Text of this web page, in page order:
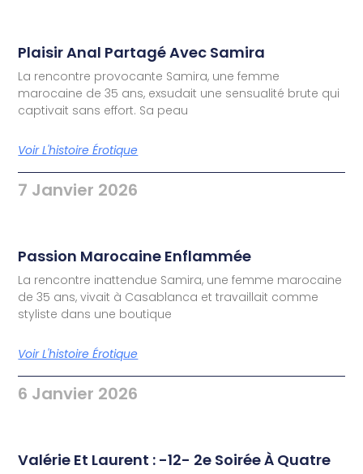
Plaisir Anal Partagé Avec Samira
La rencontre provocante Samira, une femme
marocaine de 35 ans, exsudait une sensualité brute qui
captivait sans effort. Sa peau
Voir L'histoire Érotique
7 Janvier 2026
Passion Marocaine Enflammée
La rencontre inattendue Samira, une femme marocaine
de 35 ans, vivait à Casablanca et travaillait comme
styliste dans une boutique
Voir L'histoire Érotique
6 Janvier 2026
Valérie Et Laurent : -12- 2e Soirée À Quatre